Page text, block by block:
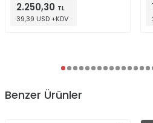
2.250,30 TL
39,39 USD +KDV
Benzer Ürünler